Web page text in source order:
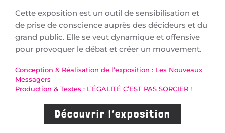
Cette exposition est un outil de sensibilisation et
de prise de conscience auprès des décideurs et du
grand public. Elle se veut dynamique et offensive
pour provoquer le débat et créer un mouvement.
Conception & Réalisation de l’exposition : Les Nouveaux
Messagers
Production & Textes : L’ÉGALITÉ C’EST PAS SORCIER !
Découvrir l’exposition